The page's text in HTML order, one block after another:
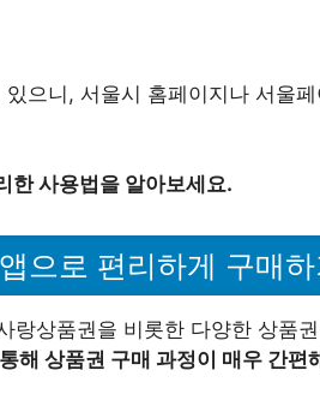
으니, 서울시 홈페이지나 서울
한 사용법을 알아보세요.
으로 편리하게 구매하
랑상품권을 비롯한 다양한 상품
해 상품권 구매 과정이 매우 간편